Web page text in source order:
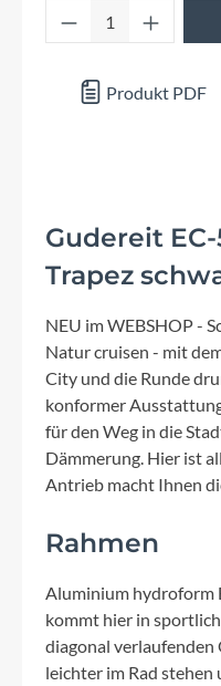
Produkt
Produkt PDF
Gudereit
Trapez
NEU im WEBSHOP -
Natur cruisen - mit
City und die Runde
konformer
für den Weg in die
Dämmerung. Hier ist
Antrieb macht Ihnen
Rahmen
Aluminium hydroform
kommt hier in
diagonal verlaufenden
leichter im Rad